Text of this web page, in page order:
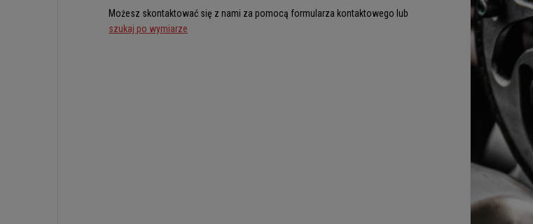
Możesz skontaktować się z nami za pomocą formularza kontaktowego lub
szukaj po wymiarze